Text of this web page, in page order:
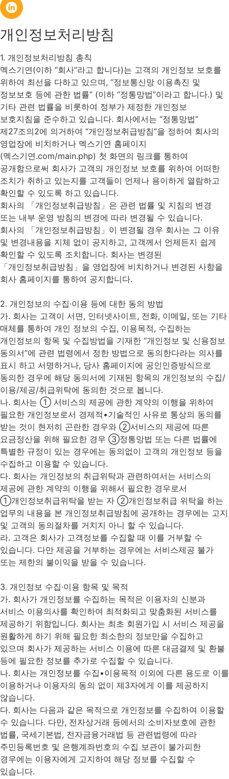
개인정보처리방침
1. 개인정보처리방침 총칙
멕스기연(이하 “회사”라고 합니다)는 고객의 개인정보 보호를
위하여 최선을 다하고 있으며, “정보통신망 이용촉진 및
정보보호 등에 관한 법률” (이하 “정통망법”이라고 합니다.) 및
기타 관련 법률을 비롯하여 정부가 제정한 개인정보
보호지침을 준수하고 있습니다. 회사에서는 “정통망법”
제27조의2에 의거하여 “개인정보취급방침”을 정하여 회사의
영업장에 비치하거나 멕스기연 홈페이지
(멕스기연.com/main.php) 첫 화면의 링크를 통하여
공개함으로써 회사가 고객의 개인정보 보호를 위하여 어떠한
조치가 취하고 있는지를 고객들이 언제나 용이하게 열람하고
확인할 수 있도록 하고 있습니다.
회사의 「개인정보취급방침」은 관련 법률 및 지침의 변경
또는 내부 운영 방침의 변경에 따라 변경될 수 있습니다.
회사의 「개인정보취급방침」이 변경될 경우 회사는 그 이유
및 변경내용을 지체 없이 공지하고, 고객께서 언제든지 쉽게
확인할 수 있도록 조치합니다. 회사는 변경된
「개인정보취급방침」을 영업장에 비치하거나 변경된 사항을
회사 홈페이지를 통하여 공지합니다.
2. 개인정보의 수집∙이용 등에 대한 동의 방법
가. 회사는 고객이 서면, 인터넷사이트, 전화, 이메일, 또는 기타
매체를 통하여 개인 정보의 수집, 이용목적, 수집하는
개인정보의 항목 및 수집방법을 기재한 “개인정보 및 신용정보
동의서”에 관련 법령에서 정한 방법으로 동의한다라는 의사를
표시 하고 서명하거나, 당사 홈페이지에 공인인증방식으로
동의한 경우에 해당 동의서에 기재된 항목의 개인정보의 수집/
이용/제공/취급위탁에 동의한 것으로 봅니다.
나. 회사는 ① 서비스의 제공에 관한 계약의 이행을 위하여
필요한 개인정보로서 경제적•기술적인 사유로 통상의 동의를
받는 것이 현저히 곤란한 경우와 ②서비스의 제공에 따른
요금정산을 위해 필요한 경우 ③정통망법 또는 다른 법률에
특별한 규정이 있는 경우에는 동의없이 고객의 개인정보 등을
수집하고 이용할 수 있습니다.
다. 회사는 개인정보의 취급위탁과 관련하여서는 서비스의
제공에 관한 계약의 이행을 위해서 필요한 경우로서
①개인정보취급위탁을 받는 자 ②개인정보취급 위탁을 하는
업무의 내용을 본 개인정보취급방침에 공개하는 경우에는 고지
및 고객의 동의절차를 거치지 아니 할 수 있습니다.
라. 고객은 회사가 고객정보를 수집할 때 이를 거부할 수
있습니다. 다만 제공을 거부하는 경우에는 서비스제공 불가
또는 제한의 불이익을 받을 수 있습니다.
3. 개인정보 수집∙이용 항목 및 목적
가. 회사가 개인정보를 수집하는 목적은 이용자의 신분과
서비스 이용의사를 확인하여 최적화되고 맞춤화된 서비스를
제공하기 위함입니다. 회사는 최초 회원가입 시 서비스 제공을
원활하게 하기 위해 필요한 최소한의 정보만을 수집하고
있으며 회사가 제공하는 서비스 이용에 따른 대금결제 및 환불
등에 필요한 정보를 추가로 수집할 수 있습니다.
나. 회사는 개인정보를 수집•이용목적 이외에 다른 용도로 이를
이용하거나 이용자의 동의 없이 제3자에게 이를 제공하지
않습니다.
다. 회사는 다음과 같은 목적으로 개인정보를 수집하여 이용할
수 있습니다. 다만, 전자상거래 등에서의 소비자보호에 관한
법률, 국세기본법, 전자금융거래법 등 관련법령에 따라
주민등록번호 및 은행계좌번호의 수집 보관이 불가피한
경우에는 이용자에게 고지하여 해당 정보를 수집할 수
있습니다.